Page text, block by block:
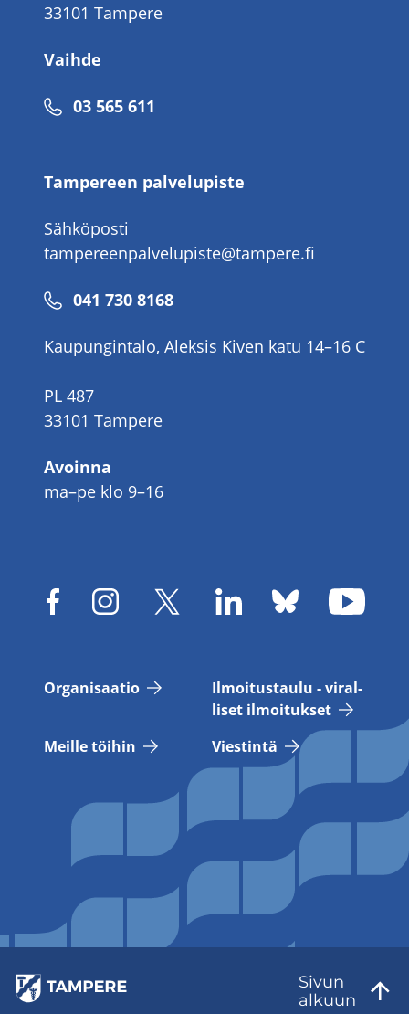
33101 Tampere
Vaihde
Puhelinnumero
03 565 611
Tampereen palvelupiste
Sähköposti
tampereenpalvelupiste@tampere.fi
Puhelinnumero
041 730 8168
Kaupungintalo, Aleksis Kiven katu 14–16 C
PL 487
33101 Tampere
Avoinna
ma–pe klo 9–16
Or­ga­ni­saa­tio
Il­moi­tus­tau­lu - vi­ral­
li­set il­moi­tuk­set
Meil­le töi­hin
Vies­tin­tä
Sivun
al­kuun